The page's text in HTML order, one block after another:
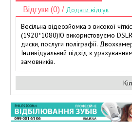
Відгуки (0) / Додати відгук
Весільна відеозйомка з високої
(1920*1080)Ю використовуємо
диски, послуги поліграфії.
Індивідуальний підхід з
замовників.